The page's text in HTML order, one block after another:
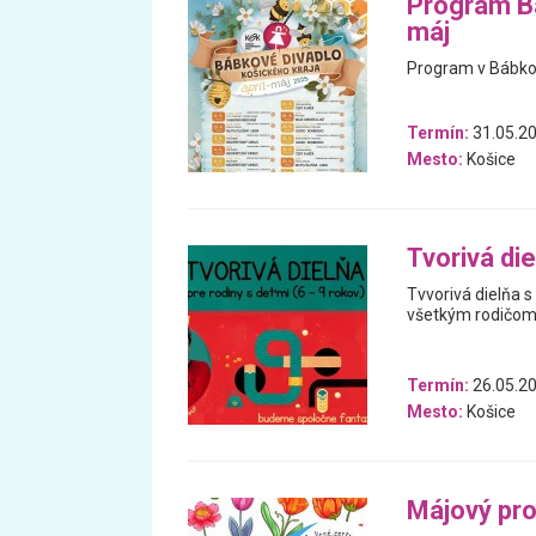
máj
Program v
Termín:
Mesto: Košice
Tvorivá
Tvvorivá dielňa
všetkým
Termín:
Mesto: Košice
Májový